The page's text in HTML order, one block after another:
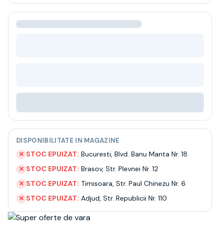
Ceai
Bacanie
Despre noi
Livrare
Termeni si conditii
Politica de confidentialitate
Intrebari frecvente
DISPONIBILITATE IN MAGAZINE
✕ STOC EPUIZAT: Bucuresti, Blvd. Banu Manta Nr. 18
✕ STOC EPUIZAT: Brasov, Str. Plevnei Nr. 12
✕ STOC EPUIZAT: Timisoara, Str. Paul Chinezu Nr. 6
✕ STOC EPUIZAT: Adjud, Str. Republicii Nr. 110